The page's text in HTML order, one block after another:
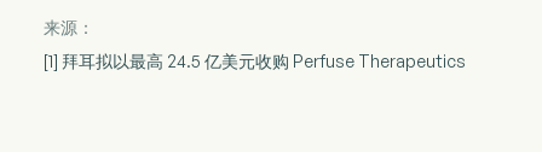
来源：
[1] 拜耳拟以最高 24.5 亿美元收购 Perfuse Therapeutics